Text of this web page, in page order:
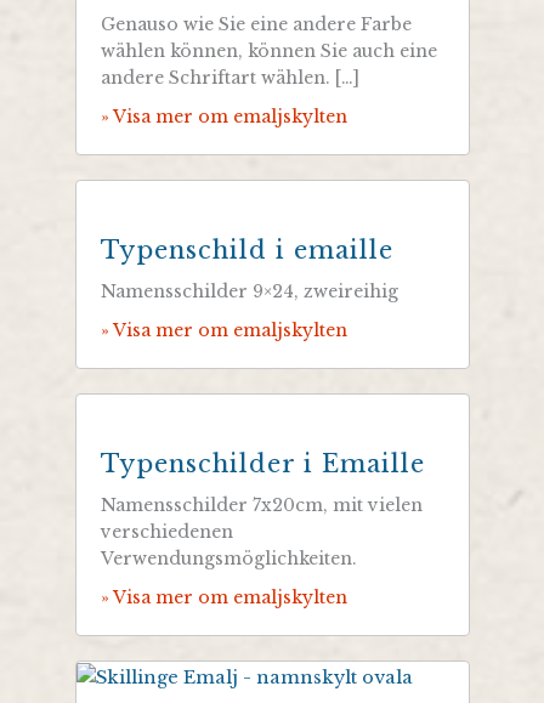
Genauso wie Sie eine andere Farbe
wählen können, können Sie auch eine
andere Schriftart wählen. […]
» Visa mer om emaljskylten
Typenschild i emaille
Namensschilder 9×24, zweireihig
» Visa mer om emaljskylten
Typenschilder i Emaille
Namensschilder 7x20cm, mit vielen
verschiedenen
Verwendungsmöglichkeiten.
» Visa mer om emaljskylten